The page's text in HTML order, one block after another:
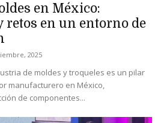
en México:
retos en un entorno de
2025
de moldes y troqueles es un pilar
manufacturero en México,
de componentes...